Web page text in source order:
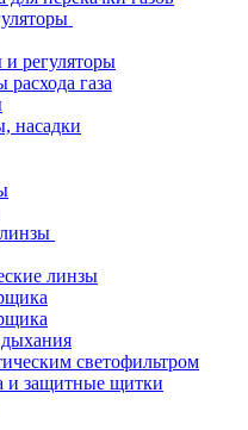
и регуляторы
расхода газа
насадки
линзы
светофильтром
и защитные щитки